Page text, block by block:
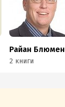
2 книги